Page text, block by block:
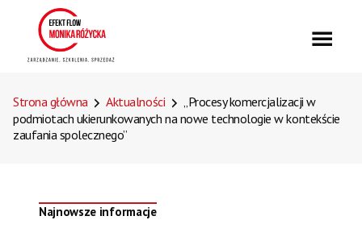
Strona główna Aktualności
„Procesy komercjalizacji w
podmiotach ukierunkowanych na nowe technologie w kontekście
zaufania spolecznego”
Najnowsze informacje